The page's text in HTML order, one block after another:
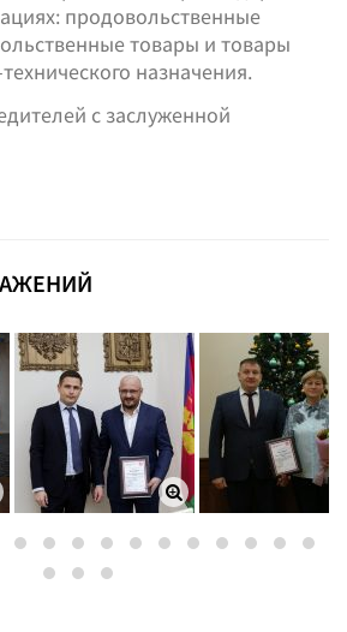
продовольственные
товары и товары
назначения.
с заслуженной